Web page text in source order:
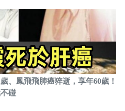
、鳳飛飛肺癌猝逝，享年60歲！
碰